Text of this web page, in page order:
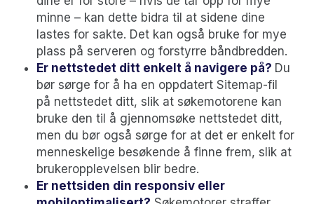
minne – kan dette bidra til at sidene dine
lastes for sakte. Det kan også bruke for mye
plass på serveren og forstyrre båndbredden.
Er nettstedet ditt enkelt å navigere på? Du
bør sørge for å ha en oppdatert Sitemap-fil
på nettstedet ditt, slik at søkemotorene kan
bruke den til å gjennomsøke nettstedet ditt,
men du bør også sørge for at det er enkelt for
menneskelige besøkende å finne frem, slik at
brukeropplevelsen blir bedre.
Er nettsiden din responsiv eller